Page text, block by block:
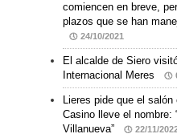
comiencen en breve,
plazos que se han
24/10/2021
El alcalde de Siero
Internacional Meres
Lieres pide que el salón
Casino lleve el nombre:
Villanueva”
22/11/